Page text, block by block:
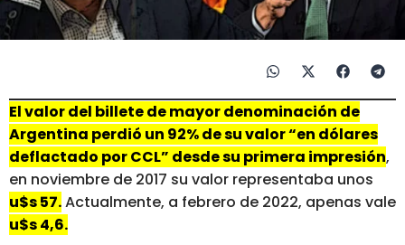
El valor del billete de mayor denominación de
Argentina perdió un 92% de su valor “en dólares
deflactado por CCL” desde su primera impresión,
en noviembre de 2017 su valor representaba unos
u$s 57.Actualmente, a febrero de 2022, apenas vale
u$s 4,6.